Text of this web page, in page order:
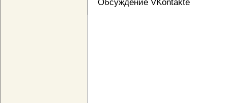
Обсуждение VKontakte